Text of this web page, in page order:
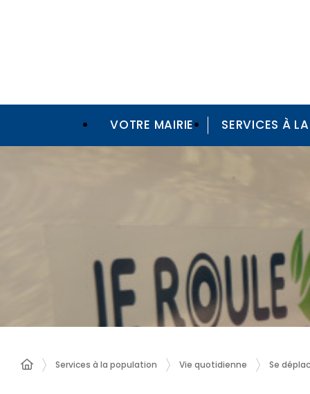
VOTRE MAIRIE SERVICES À
Services à la population Vie quotidienne Se